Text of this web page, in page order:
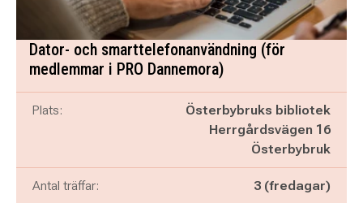
Dator- och smarttelefonanvändning (för
medlemmar i PRO Dannemora)
Plats:
Österbybruks bibliotek
Herrgårdsvägen 16
Österbybruk
Antal träffar: 3 (fredagar)